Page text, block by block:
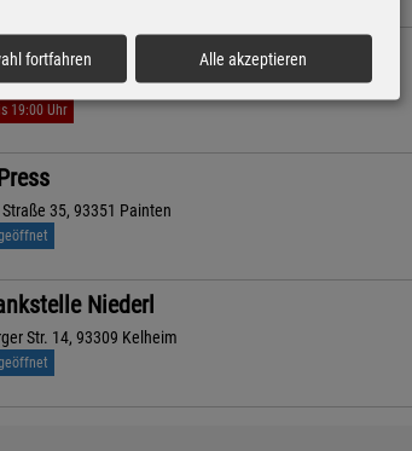
37, 93342 Saal/donau
19:00 Uhr
35, 93351 Painten
Niederl
Str. 14, 93309 Kelheim
fortfahren Alle akzeptieren